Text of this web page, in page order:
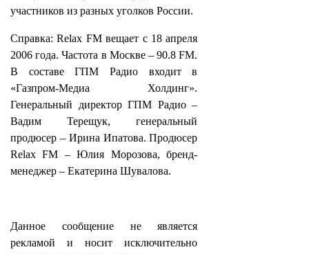
участников из разных уголков России.
Справка: Relax FM вещает с 18 апреля
2006 года. Частота в Москве – 90.8 FM.
В составе ГПМ Радио входит в
«Газпром-Медиа Холдинг».
Генеральный директор ГПМ Радио –
Вадим Терещук, генеральный
продюсер – Ирина Ипатова. Продюсер
Relax FM – Юлия Морозова, бренд-
менеджер – Екатерина Шувалова.
Данное сообщение не является
рекламой и носит исключительно